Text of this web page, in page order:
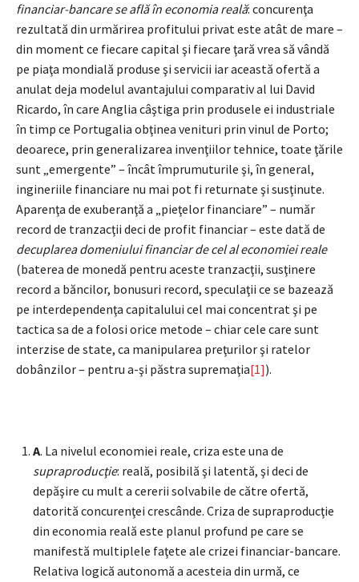
financiar-bancare se află în economia reală: concurenţa
rezultată din urmărirea profitului privat este atât de mare –
din moment ce fiecare capital şi fiecare ţară vrea să vândă
pe piaţa mondială produse şi servicii iar această ofertă a
anulat deja modelul avantajului comparativ al lui David
Ricardo, în care Anglia câştiga prin produsele ei industriale
în timp ce Portugalia obţinea venituri prin vinul de Porto;
deoarece, prin generalizarea invenţiilor tehnice, toate ţările
sunt „emergente” – încât împrumuturile şi, în general,
ingineriile financiare nu mai pot fi returnate şi susţinute.
Aparenţa de exuberanţă a „pieţelor financiare” – număr
record de tranzacţii deci de profit financiar – este dată de
decuplarea domeniului financiar de cel al economiei reale
(baterea de monedă pentru aceste tranzacţii, susţinere
record a băncilor, bonusuri record, speculaţii ce se bazează
pe interdependenţa capitalului cel mai concentrat şi pe
tactica sa de a folosi orice metode – chiar cele care sunt
interzise de state, ca manipularea preţurilor şi ratelor
dobânzilor – pentru a-şi păstra supremaţia[1]).
A. La nivelul economiei reale, criza este una de
supraproducţie: reală, posibilă şi latentă, şi deci de
depăşire cu mult a cererii solvabile de către ofertă,
datorită concurenţei crescânde. Criza de supraproducţie
din economia reală este planul profund pe care se
manifestă multiplele faţete ale crizei financiar-bancare.
Relativa logică autonomă a acesteia din urmă, ce